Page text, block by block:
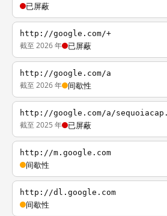
已屏蔽
http://google.com/+
截至 2026 年 已屏蔽
http://google.com/a
截至 2026 年 间歇性
http://google.com/a/
截至 2025 年 已屏蔽
http://m.google.com
间歇性
http://dl.google.com
间歇性